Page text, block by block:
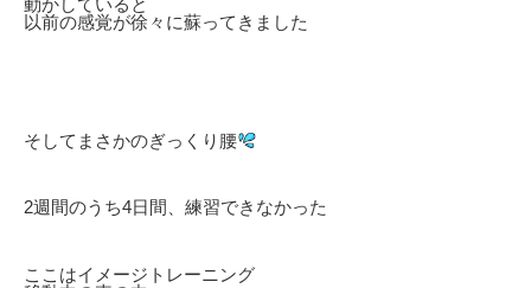
以前の感覚が徐々に蘇ってきました
そしてまさかのぎっくり腰
2週間のうち4日間、練習できなかった
ここはイメージトレーニング